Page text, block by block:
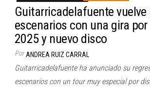
Guitarricadelafuente vuelve
escenarios con una gira
2025 y nuevo disco
Por ANDREA RUIZ CARRAL
Guitarricadelafuente ha anunciado su
escenarios con un tour muy especial por